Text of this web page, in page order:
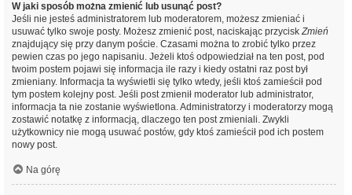
W jaki sposób można zmienić lub usunąć post?
Jeśli nie jesteś administratorem lub moderatorem, możesz zmieniać i
usuwać tylko swoje posty. Możesz zmienić post, naciskając przyciskZmień
znajdujący się przy danym poście. Czasami można to zrobić tylko przez
pewien czas po jego napisaniu. Jeżeli ktoś odpowiedział na ten post, pod
twoim postem pojawi się informacja ile razy i kiedy ostatni raz post był
zmieniany. Informacja ta wyświetli się tylko wtedy, jeśli ktoś zamieścił pod
tym postem kolejny post. Jeśli post zmienił moderator lub administrator,
informacja ta nie zostanie wyświetlona. Administratorzy i moderatorzy mogą
zostawić notatkę z informacją, dlaczego ten post zmieniali. Zwykli
użytkownicy nie mogą usuwać postów, gdy ktoś zamieścił pod ich postem
nowy post.
Na górę